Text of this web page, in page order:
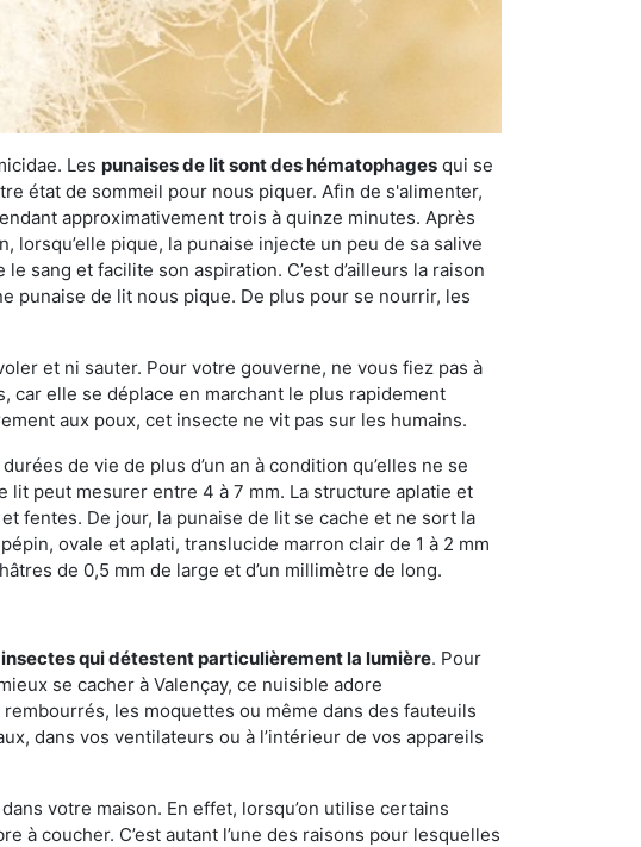
Les punaises de lit sont des hématophages qui se
état de sommeil pour nous piquer. Afin de s'alimenter,
approximativement trois à quinze minutes. Après
pique, la punaise injecte un peu de sa salive
sang et facilite son aspiration. C’est d’ailleurs la raison
punaise de lit nous pique. De plus pour se nourrir, les
et ni sauter. Pour votre gouverne, ne vous fiez pas à
car elle se déplace en marchant le plus rapidement
aux poux, cet insecte ne vit pas sur les humains.
de vie de plus d’un an à condition qu’elles ne se
lit peut mesurer entre 4 à 7 mm. La structure aplatie et
fentes. De jour, la punaise de lit se cache et ne sort la
ovale et aplati, translucide marron clair de 1 à 2 mm
de 0,5 mm de large et d’un millimètre de long.
insectes qui détestent particulièrement la lumière. Pour
se cacher à Valençay, ce nuisible adore
les moquettes ou même dans des fauteuils
dans vos ventilateurs ou à l’intérieur de vos appareils
votre maison. En effet, lorsqu’on utilise certains
coucher. C’est autant l’une des raisons pour lesquelles